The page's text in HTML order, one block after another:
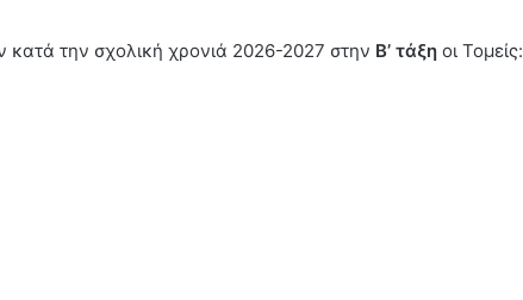
κατά την σχολική χρονιά 2026-2027 στην Β’ τάξη οι Τομείς: